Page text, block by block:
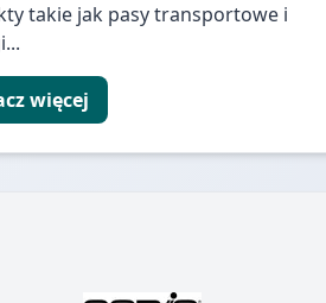
takie jak pasy transportowe i
więcej